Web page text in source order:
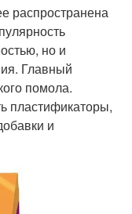
распространена
но и
Главный
помола.
пластификаторы,
и